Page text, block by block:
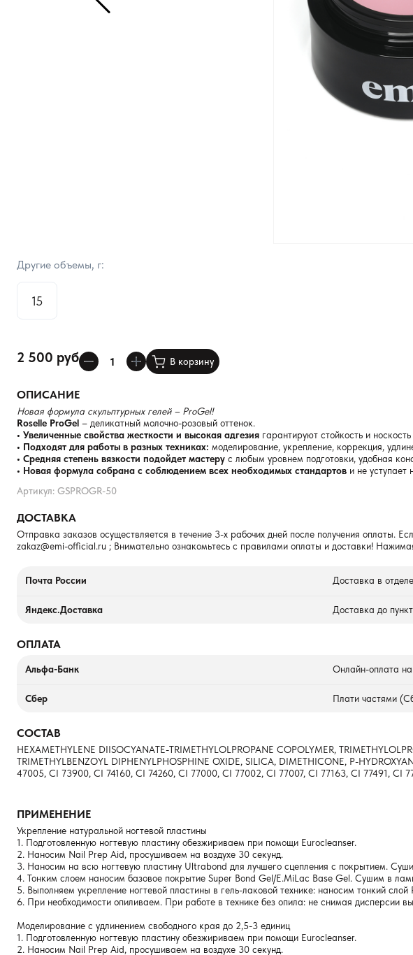
Другие объемы, г:
15
2 500 руб В корзину
ОПИСАНИЕ
Новая формула скульптурных гелей – ProGel!
Roselle ProGel – деликатный молочно-розовый оттенок.
• Увеличенные свойства жесткости и высокая адгезия гарантируют стойкость и
• Подходят для работы в разных техниках: моделирование, укрепление, коррекция,
• Средняя степень вязкости подойдет мастеру с любым уровнем подготовки, удобная
• Новая формула собрана с соблюдением всех необходимых стандартов и не уступает
Артикул: GSPROGR-50
ДОСТАВКА
Отправка заказов осуществляется в течение 3-х рабочих дней после получения оплаты.
zakaz@emi-official.ru ; Внимательно ознакомьтесь с правилами оплаты и доставки!
Почта России Доставка в
Яндекс.Доставка Доставка до
ОПЛАТА
Альфа-Банк Онлайн-оплата
Сбер Плати частями
СОСТАВ
HEXAMETHYLENE DIISOCYANATE-TRIMETHYLOLPROPANE COPOLYMER,
TRIMETHYLBENZOYL DIPHENYLPHOSPHINE OXIDE, SILICA, DIMETHICONE, P-
47005, CI 73900, CI 74160, CI 74260, CI 77000, CI 77002, CI 77007, CI 77163, CI 77491, CI
ПРИМЕНЕНИЕ
Укрепление натуральной ногтевой пластины
1. Подготовленную ногтевую пластину обезжириваем при помощи Eurocleanser.
2. Наносим Nail Prep Aid, просушиваем на воздухе 30 секунд.
3. Наносим на всю ногтевую пластину Ultrabond для лучшего сцепления с покрытием.
4. Тонким слоем наносим базовое покрытие Super Bond Gel/E.MiLac Base Gel. Сушим в
5. Выполняем укрепление ногтевой пластины в гель-лаковой технике: наносим тонкий
6. При необходимости опиливаем. При работе в технике без опила: не снимая дисперсии
Моделирование с удлинением свободного края до 2,5-3 единиц
1. Подготовленную ногтевую пластину обезжириваем при помощи Eurocleanser.
2. Наносим Nail Prep Aid, просушиваем на воздухе 30 секунд.